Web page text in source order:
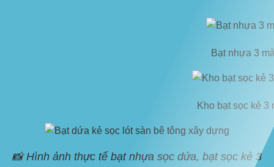
Bạt nhựa 3
Kho bạt sọc kẻ
📸 Hình ảnh thực tế bạt nhựa sọc dứa, bạt sọc kẻ 3